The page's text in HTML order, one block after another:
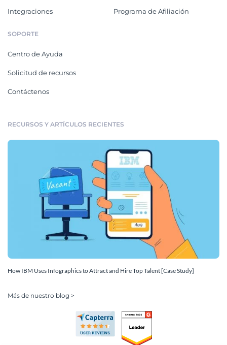
Integraciones Programa de Afiliación
SOPORTE
Centro de Ayuda
Solicitud de recursos
Contáctenos
RECURSOS Y ARTÍCULOS RECIENTES
How IBM Uses Infographics to Attract and Hire Top Talent [Case Study]
Más de nuestro blog >